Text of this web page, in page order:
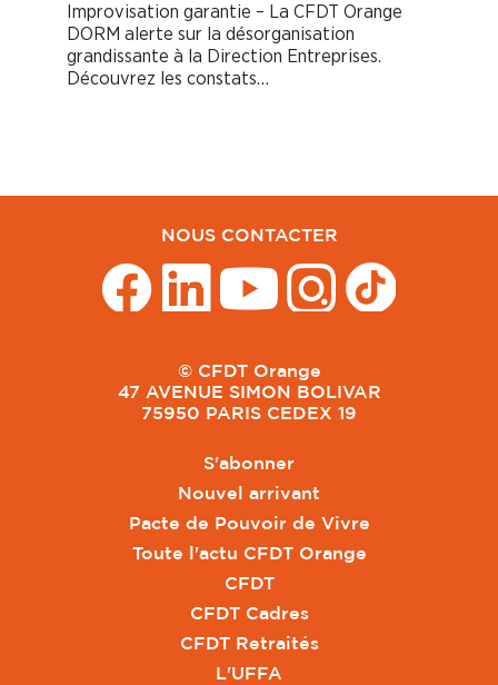
Improvisation garantie – La CFDT Orange
DORM alerte sur la désorganisation
grandissante à la Direction Entreprises.
Découvrez les constats…
NOUS CONTACTER
© CFDT Orange
47 AVENUE SIMON BOLIVAR
75950 PARIS CEDEX 19
S'abonner
Nouvel arrivant
Pacte de Pouvoir de Vivre
Toute l'actu CFDT Orange
CFDT
CFDT Cadres
CFDT Retraités
L'UFFA